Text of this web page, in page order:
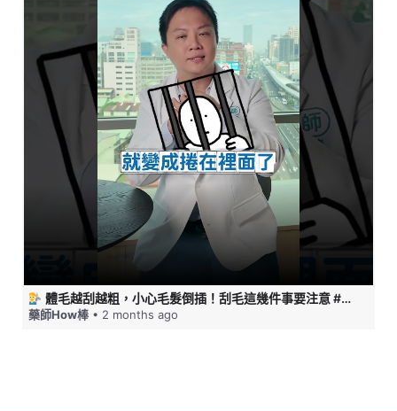
體毛越刮越粗，小心毛髮倒插！刮毛這幾件事要注意 #藥師HOW棒
藥師How棒 • 2 months ago